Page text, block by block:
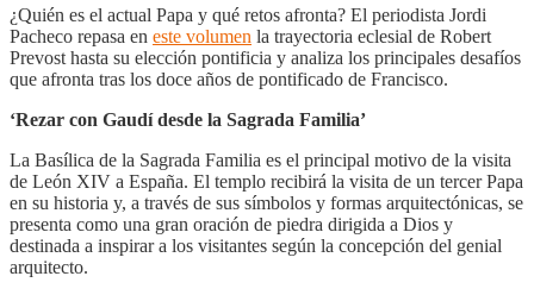
¿Quién es el actual Papa y qué retos afronta? El periodista Jordi
Pacheco repasa en este volumen la trayectoria eclesial de Robert
Prevost hasta su elección pontificia y analiza los principales desafíos
que afronta tras los doce años de pontificado de Francisco.
‘Rezar con Gaudí desde la Sagrada Familia’
La Basílica de la Sagrada Familia es el principal motivo de la visita
de León XIV a España. El templo recibirá la visita de un tercer Papa
en su historia y, a través de sus símbolos y formas arquitectónicas, se
presenta como una gran oración de piedra dirigida a Dios y
destinada a inspirar a los visitantes según la concepción del genial
arquitecto.